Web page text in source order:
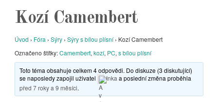
Kozí Camembert
Úvod › Fóra › Sýry › Sýry s bílou plísní › Kozí Camembert
Označeno štítky:Camembert, kozí, PC, s bílou plísní
Toto téma obsahuje celkem 4 odpovědi. Do diskuze (3 diskutující)
se naposledy zapojil uživatel
Inka a poslední změna proběhla
před 7 roky a 9 měsíci.